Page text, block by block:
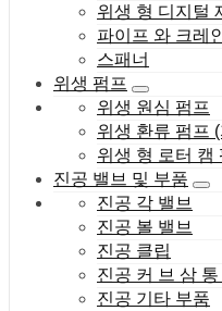
위생 형 디지털
파이프 와 크레
스패너
위생 펌프
위생 원심 펌프
위생 환류 펌프
위생 형 로터 캠
진공 밸브 및 부품
진공 각 밸브
진공 볼 밸브
진공 클립
진공 커 브 삼
진공 기타 부품